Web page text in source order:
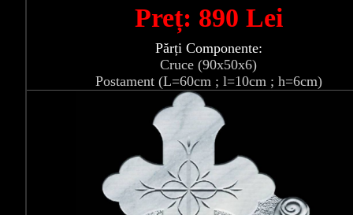
Preț: 890 Lei
Părți Componente:
Cruce (90x50x6)
Postament (L=60cm ; l=10cm ; h=6cm)